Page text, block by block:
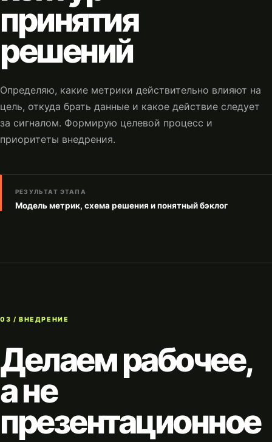
принятия
решений
Определяю, какие метрики действительно влияют на
цель, откуда брать данные и какое действие следует
за сигналом. Формирую целевой процесс и
приоритеты внедрения.
РЕЗУЛЬТАТ ЭТАПА
Модель метрик, схема решения и понятный бэклог
03 / ВНЕДРЕНИЕ
Делаем рабочее,
а не
презентационное